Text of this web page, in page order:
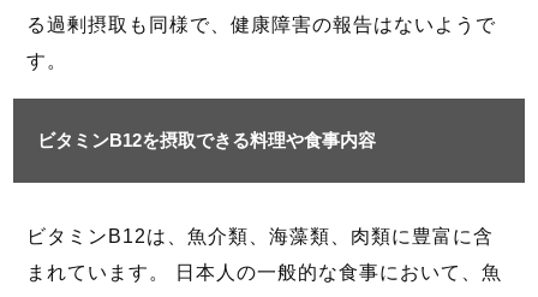
る過剰摂取も同様で、健康障害の報告はないようで
す。
ビタミンB12を摂取できる料理や食事内容
ビタミンB12は、魚介類、海藻類、肉類に豊富に含
まれています。 日本人の一般的な食事において、魚